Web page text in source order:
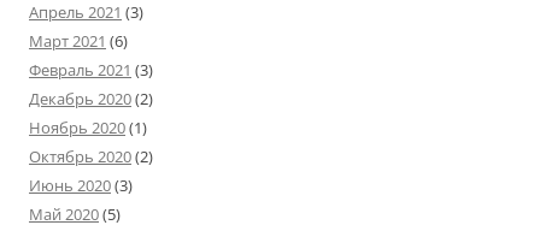
Апрель 2021 (3)
Март 2021 (6)
Февраль 2021 (3)
Декабрь 2020(2)
Ноябрь 2020(1)
Октябрь 2020(2)
Июнь 2020(3)
Май 2020(5)